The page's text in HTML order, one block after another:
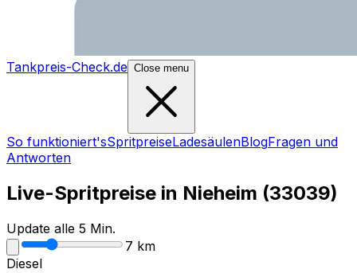
Tankpreis-Check.de Close menu
So funktioniert'sSpritpreiseLadesäulenBlogFragen und
Antworten
Live-Spritpreise in Nieheim (33039)
Update alle 5 Min.
7 km
Diesel